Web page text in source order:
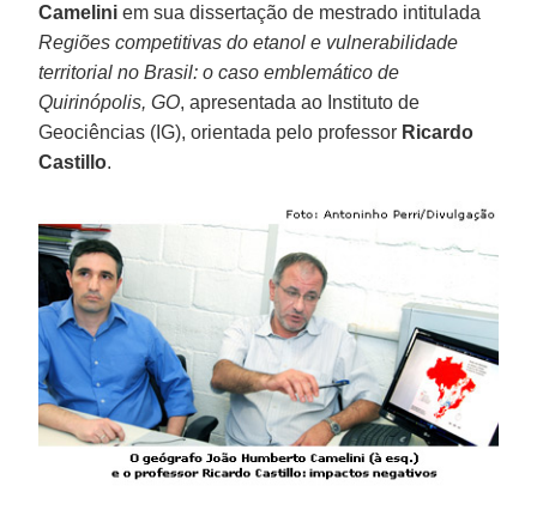
Camelini em sua dissertação de mestrado intitulada
Regiões competitivas do etanol e vulnerabilidade
territorial no Brasil: o caso emblemático de
Quirinópolis, GO, apresentada ao Instituto de
Geociências (IG), orientada pelo professor Ricardo
Castillo.